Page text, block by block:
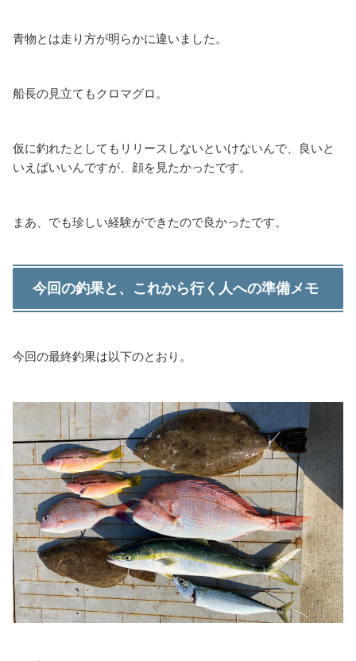
青物とは走り方が明らかに違いました。
船長の見立てもクロマグロ。
仮に釣れたとしてもリリースしないといけないんで、良いと
いえばいいんですが、顔を見たかったです。
まあ、でも珍しい経験ができたので良かったです。
今回の釣果と、これから行く人への準備メモ
今回の最終釣果は以下のとおり。